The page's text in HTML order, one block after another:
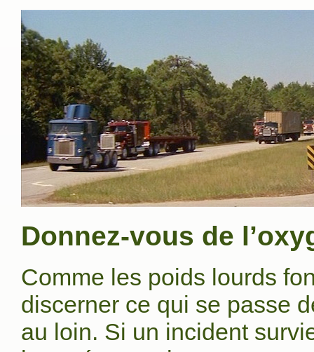
Donnez-vous de
Comme les poids lourds
discerner ce qui se passe
au loin. Si un incident